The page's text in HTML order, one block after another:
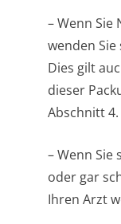
– Wenn Sie
wenden
Dies gilt
dieser
Abschnitt 4.
– Wenn Sie
oder gar
Ihren Arzt